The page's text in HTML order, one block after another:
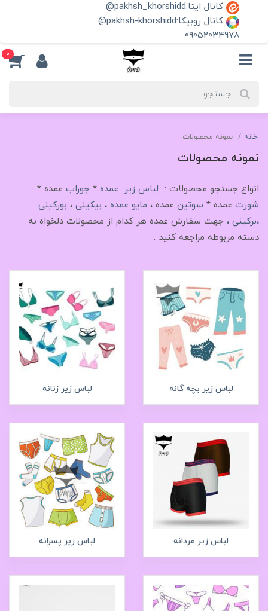
کانال ایتا:pakhsh_khorshidd@
کانال روبیکا:pakhsh-khorshidd@
09052034978
0
خانه نمونه محصولات
نمونه محصولات
انواع جستجو محصولات : لباس زیر عمده * جوراب عمده *
شورت عمده * سوتین عمده ، مایو عمده ، بیکینی ، بورکینی
،برکینی ، جهت سفارش عمده هر کدام از محصولات دلخواه به
دسته مربوطه مراجعه کنید .
لباس زیر بچه گانه لباس زیر زنانه
لباس زیر مردانه لباس زیر پسرانه